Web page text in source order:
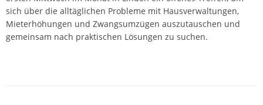
sich über die alltäglichen Probleme mit Hausverwaltungen,
Mieterhöhungen und Zwangsumzügen auszutauschen und
gemeinsam nach praktischen Lösungen zu suchen.